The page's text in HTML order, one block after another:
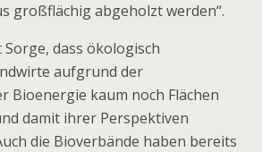
großflächig abgeholzt werden“.
dass ökologisch
aufgrund der
Bioenergie kaum noch Flächen
damit ihrer Perspektiven
die Bioverbände haben bereits